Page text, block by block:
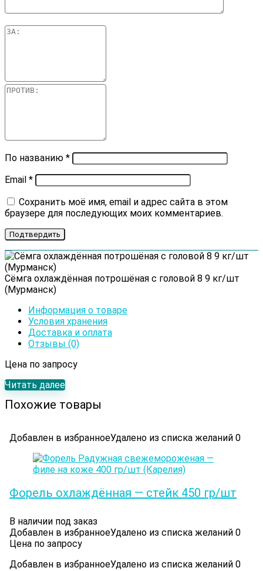
По названию *
Email *
Сохранить моё имя, email и адрес сайта в этом
браузере для последующих моих комментариев.
Сёмга охлаждённая потрошёная с головой 8 9 кг/шт
(Мурманск)
Информация о товаре
Условия хранения
Доставка и оплата
Отзывы (0)
Цена по запросу
Читать далее
Похожие товары
Добавлен в избранноеУдалено из списка желаний 0
Форель охлаждённая — стейк 450 гр/шт
В наличии под заказ
Добавлен в избранноеУдалено из списка желаний 0
Цена по запросу
Добавлен в избранноеУдалено из списка желаний 0